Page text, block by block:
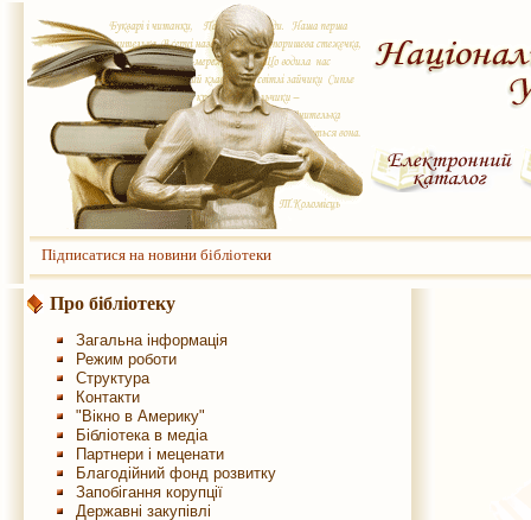
Підписатися на новини бібліотеки
Про бібліотеку
Загальна інформація
Режим роботи
Структура
Контакти
"Вікно в Америку"
Бібліотека в медіа
Партнери і меценати
Благодійний фонд розвитку
Запобігання корупції
Державні закупівлі